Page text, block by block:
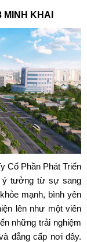
KHAI
Cổ Phần Phát Triển
ý tưởng từ sự sang
mạnh, bình yên
lên như một viên
những trải nghiệm
đẳng cấp nơi đây.